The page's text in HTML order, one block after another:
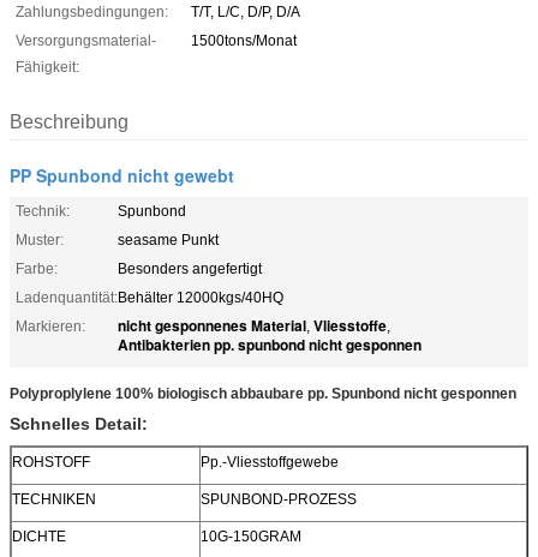
Zahlungsbedingungen:
T/T, L/C, D/P, D/A
Versorgungsmaterial-
Fähigkeit:
1500tons/Monat
Beschreibung
PP Spunbond nicht gewebt
Technik:
Spunbond
Muster:
seasame Punkt
Farbe:
Besonders angefertigt
Ladenquantität:Behälter 12000kgs/40HQ
Markieren:
nicht gesponnenes Material, Vliesstoffe,
Antibakterien pp. spunbond nicht gesponnen
Polyproplylene 100% biologisch abbaubare pp. Spunbond nicht gesponnen
Schnelles Detail:
ROHSTOFF Pp.-Vliesstoffgewebe
TECHNIKEN SPUNBOND-PROZESS
DICHTE 10G-150GRAM